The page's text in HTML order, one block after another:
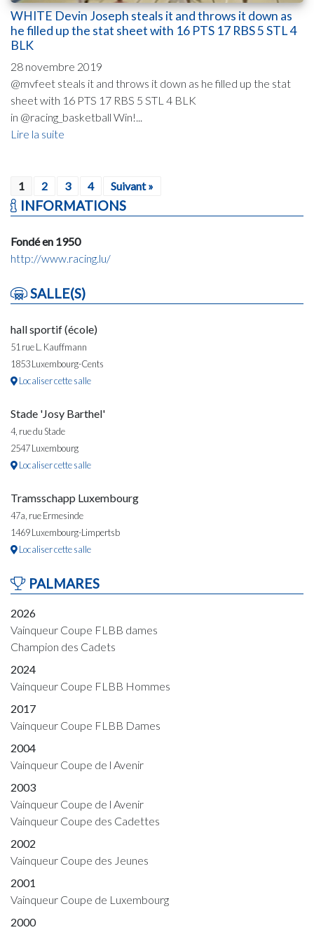
WHITE Devin Joseph steals it and throws it down as
he filled up the stat sheet with 16 PTS 17 RBS 5 STL 4
BLK
28 novembre 2019
@mvfeet steals it and throws it down as he filled up the stat
sheet with 16 PTS 17 RBS 5 STL 4 BLK
in @racing_basketball Win!...
Lire la suite
1 2 3 4 Suivant »
INFORMATIONS
Fondé en 1950
http://www.racing.lu/
SALLE(S)
hall sportif (école)
51 rue L. Kauffmann
1853 Luxembourg-Cents
Localiser cette salle
Stade 'Josy Barthel'
4, rue du Stade
2547 Luxembourg
Localiser cette salle
Tramsschapp Luxembourg
47a, rue Ermesinde
1469 Luxembourg-Limpertsb
Localiser cette salle
PALMARES
2026
Vainqueur Coupe FLBB dames
Champion des Cadets
2024
Vainqueur Coupe FLBB Hommes
2017
Vainqueur Coupe FLBB Dames
2004
Vainqueur Coupe de l Avenir
2003
Vainqueur Coupe de l Avenir
Vainqueur Coupe des Cadettes
2002
Vainqueur Coupe des Jeunes
2001
Vainqueur Coupe de Luxembourg
2000